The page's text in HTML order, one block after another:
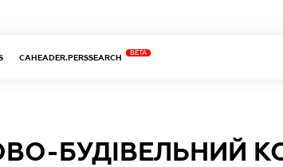
CAHEADER.PERSSEARCH
BETA
БУДІВЕЛЬНИЙ